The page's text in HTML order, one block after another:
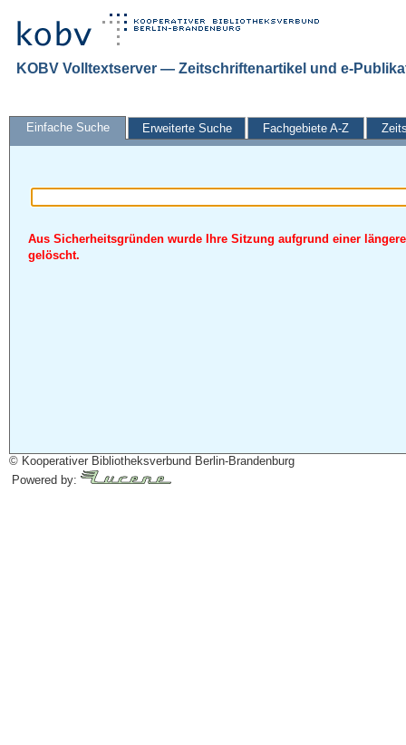
KOBV Volltextserver — Zeitschriftenartikel und e-
Einfache Suche Erweiterte Suche Fachgebiete A-Z
Aus Sicherheitsgründen wurde Ihre Sitzung aufgrund einer
gelöscht.
© Kooperativer Bibliotheksverbund Berlin-Brandenburg
Powered by: